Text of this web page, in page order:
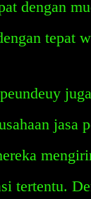
dengan
tepat
jasa
tertentu.